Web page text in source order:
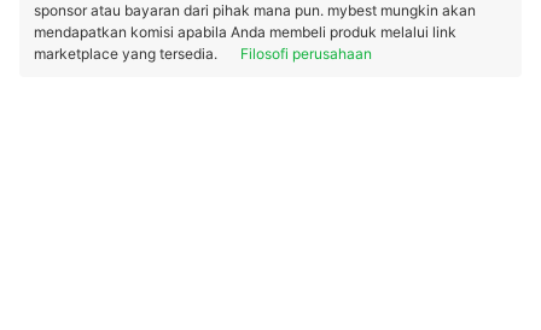
sponsor atau bayaran dari pihak mana pun. mybest mungkin akan
mendapatkan komisi apabila Anda membeli produk melalui link
marketplace yang tersedia.
Filosofi perusahaan